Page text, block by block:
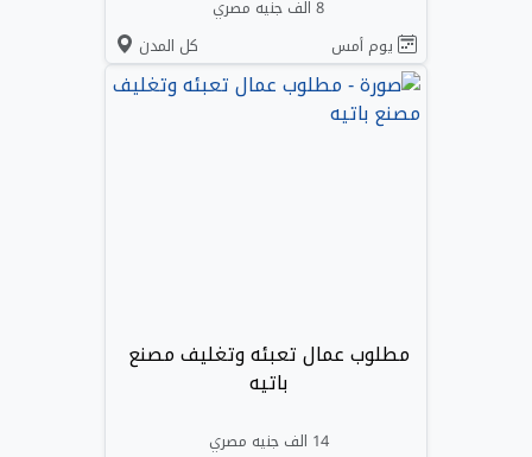
8 الف جنيه مصري
يوم أمس
كل المدن
مطلوب عمال تعبئه وتغليف مصنع
باتيه
14 الف جنيه مصري